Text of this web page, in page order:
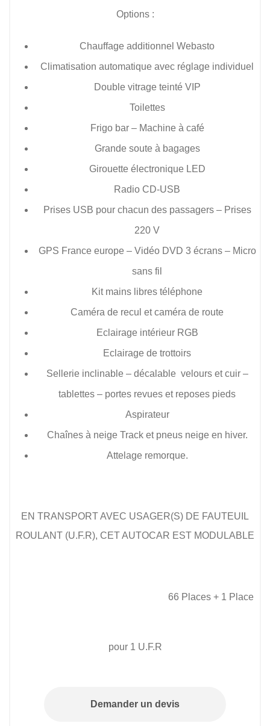
Options :
Chauffage additionnel Webasto
Climatisation automatique avec réglage individuel
Double vitrage teinté VIP
Toilettes
Frigo bar – Machine à café
Grande soute à bagages
Girouette électronique LED
Radio CD-USB
Prises USB pour chacun des passagers – Prises
220 V
GPS France europe – Vidéo DVD 3 écrans – Micro
sans fil
Kit mains libres téléphone
Caméra de recul et caméra de route
Eclairage intérieur RGB
Eclairage de trottoirs
Sellerie inclinable – décalable velours et cuir –
tablettes – portes revues et reposes pieds
Aspirateur
Chaînes à neige Track et pneus neige en hiver.
Attelage remorque.
EN TRANSPORT AVEC USAGER(S) DE FAUTEUIL
ROULANT (U.F.R), CET AUTOCAR EST MODULABLE
66 Places + 1 Place
pour 1 U.F.R
Demander un devis